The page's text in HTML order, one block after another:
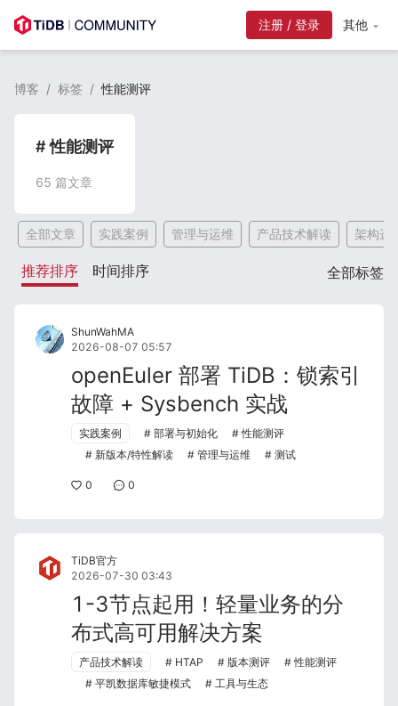
注册 / 登录 其他
博客 / 标签 / 性能测评
# 性能测评
65 篇文章
全部文章 实践案例 管理与运维 产品技术解读 架构选
推荐排序 时间排序 全部标签
ShunWahMA
2026-08-07 05:57
openEuler 部署 TiDB：锁索引
故障 + Sysbench 实战
实践案例 部署与初始化
性能测评
新版本/特性解读
管理与运维 测试
0 0
TiDB官方
2026-07-30 03:43
1-3节点起用！轻量业务的分
布式高可用解决方案
产品技术解读 HTAP 版本测评
性能测评
平凯数据库敏捷模式
工具与生态